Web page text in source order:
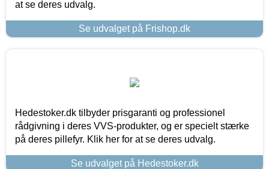
at se deres udvalg.
Se udvalget på Frishop.dk
Hedestoker.dk tilbyder prisgaranti og professionel
rådgivning i deres VVS-produkter, og er specielt stærke
på deres pillefyr. Klik her for at se deres udvalg.
Se udvalget på Hedestoker.dk